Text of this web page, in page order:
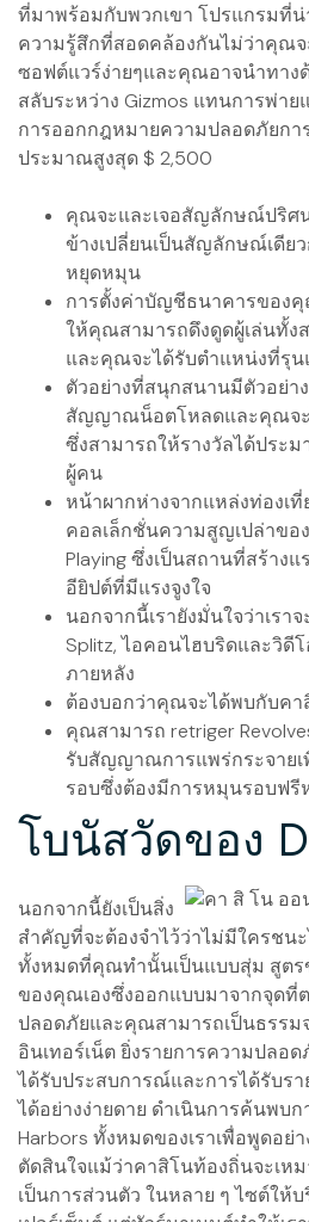
ที่มาพร้อมกับพวกเขา โปรแกรมที่
ความรู้สึกที่สอดคล้องกันไม่ว่าคุณ
ซอฟต์แวร์ง่ายๆและคุณอาจนำทา
สลับระหว่าง Gizmos แทนการพ่าย
การออกกฎหมายความปลอดภัยกา
ประมาณสูงสุด $ 2,500
คุณจะและเจอสัญลักษณ์ปริศ
ข้างเปลี่ยนเป็นสัญลักษณ์เดีย
หยุดหมุน
การตั้งค่าบัญชีธนาคารของคุ
ให้คุณสามารถดึงดูดผู้เล่นทั้ง
และคุณจะได้รับตำแหน่งที่รุน
ตัวอย่างที่สนุกสนานมีตัวอย่า
สัญญาณน็อตโหลดและคุณจ
ซึ่งสามารถให้รางวัลได้ประ
ผู้คน
หน้าผากห่างจากแหล่งท่องเ
คอลเล็กชั่นความสูญเปล่าขอ
Playing ซึ่งเป็นสถานที่สร้างแ
อียิปต์ที่มีแรงจูงใจ
นอกจากนี้เรายังมั่นใจว่าเรา
Splitz, ไอคอนไฮบริดและวิดี
ภายหลัง
ต้องบอกว่าคุณจะได้พบกับค
คุณสามารถ retriger
รับสัญญาณการแพร่กระจาย
รอบซึ่งต้องมีการหมุนรอบฟรี
โบนัสวัดของ
นอกจากนี้ยังเป็นสิ่ง
สำคัญที่จะต้องจำไว้ว่าไม่มีใครชน
ทั้งหมดที่คุณทำนั้นเป็นแบบสุ่ม สูต
ของคุณเองซึ่งออกแบบมาจากจุดที่
ปลอดภัยและคุณสามารถเป็นธรรม
อินเทอร์เน็ต ยิ่งรายการความปลอ
ได้รับประสบการณ์และการได้รับร
ได้อย่างง่ายดาย ดำเนินการค้นพบ
Harbors ทั้งหมดของเราเพื่อพูดอย่
ตัดสินใจแม้ว่าคาสิโนท้องถิ่นจะเ
เป็นการส่วนตัว ในหลาย ๆ ไซต์ให้